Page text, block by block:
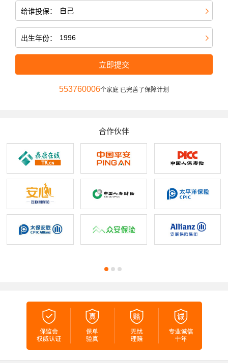
给谁投保：
出生年份：
立即提交
553760006个家庭 已完善了保障计划
合作伙伴